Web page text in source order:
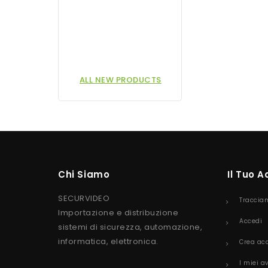
ALL NEW PRODUCTS
Chi Siamo
SECURVIDEO
Importazione e distribuzione
sistemi di sicurezza, automazione,
informatica, elettronica.
Il Tuo
Accedi
Crea
I miei